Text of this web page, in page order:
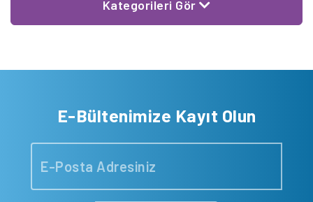
Kategorileri Gör
E-Bültenimize Kayıt Olun